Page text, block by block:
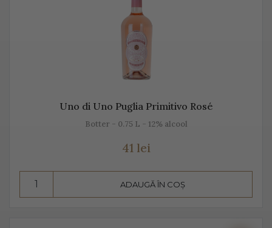
Uno di Uno Puglia Primitivo Rosé
Botter - 0.75 L - 12% alcool
41 lei
ADAUGĂ ÎN COȘ